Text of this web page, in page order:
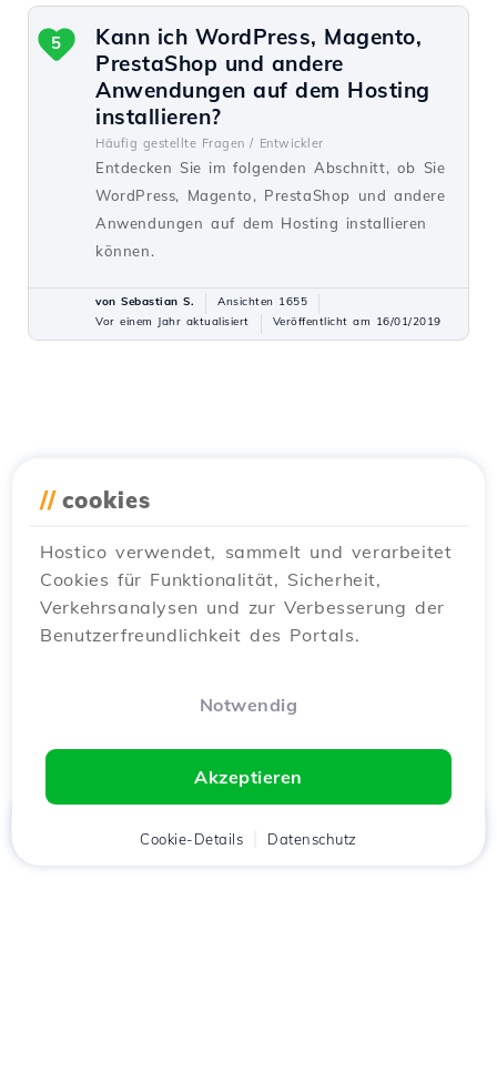
Kann ich WordPress, Magento,
PrestaShop und andere
Anwendungen auf dem Hosting
installieren?
Häufig gestellte Fragen / Entwickler
Entdecken Sie im folgenden Abschnitt, ob Sie
WordPress, Magento, PrestaShop und andere
Anwendungen auf dem Hosting installieren
können.
5
von Sebastian S.
Ansichten 1655
Vor einem Jahr aktualisiert
Veröffentlicht am 16/01/2019
// cookies
Hostico verwendet, sammelt und verarbeitet
Cookies für Funktionalität, Sicherheit,
Verkehrsanalysen und zur Verbesserung der
Benutzerfreundlichkeit des Portals.
Notwendig
Akzeptieren
Cookie-Details Datenschutz
Kunde Warenkorb Chat